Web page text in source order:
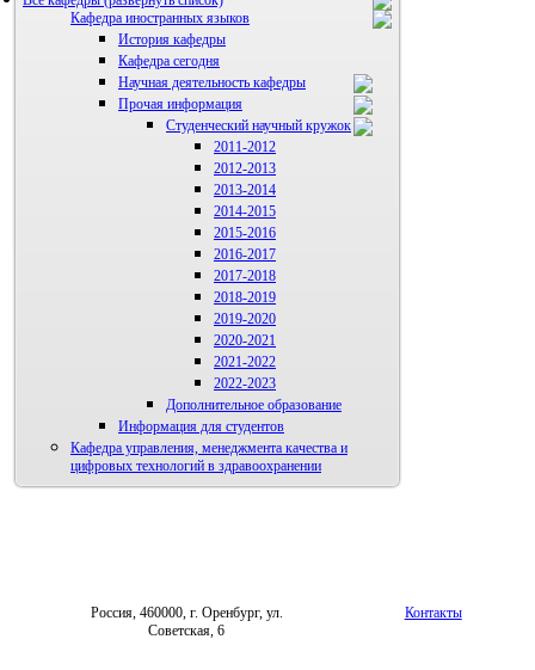
Кафедра иностранных языков
История кафедры
Кафедра сегодня
Научная деятельность кафедры
Аспиранты
Прочая информация
Студенческий научный кружок
2011-2012
2012-2013
2013-2014
2014-2015
2015-2016
2016-2017
2017-2018
2018-2019
2019-2020
2020-2021
2021-2022
2022-2023
Дополнительное образование
Информация для студентов
Кафедра управления, менеджмента качества и
цифровых технологий в здравоохранении
Россия, 460000, г. Оренбург, ул.
Советская, 6
Контакты